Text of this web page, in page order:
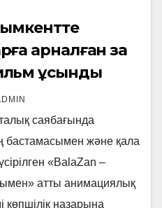
арналған заң
ұсынды
саябағында
бастамасымен және қала
«BalaZan –
атты анимациялық
көпшілік назарына